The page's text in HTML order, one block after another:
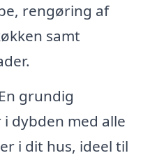
rengøring af
samt
En grundig
dybden med alle
i dit hus, ideel til